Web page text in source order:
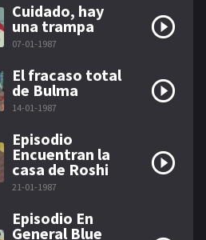
Cuidado, hay
una trampa
07-01-1987
El fracaso total
de Bulma
14-01-1987
Episodio
Encuentran la
casa de Roshi
21-01-1987
Episodio En
General Blue